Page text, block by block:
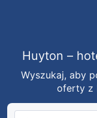
Huyton –
Wyszukaj, aby
oferty z